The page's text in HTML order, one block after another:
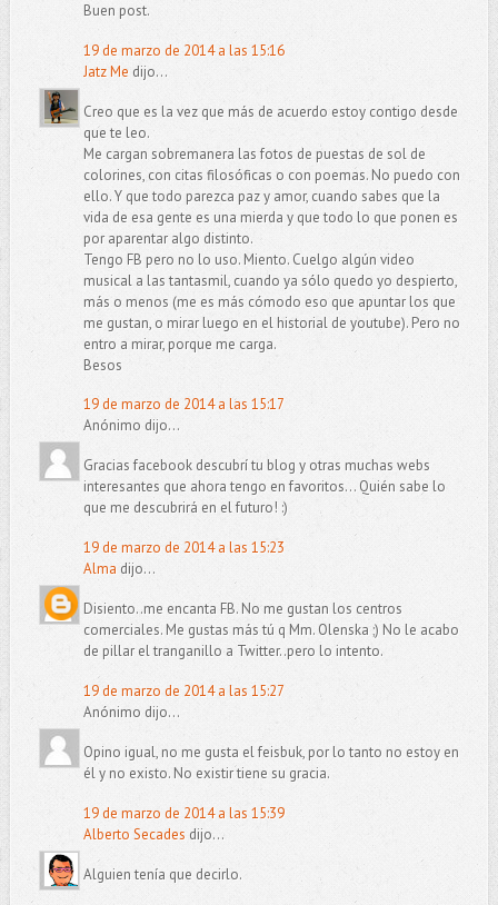
Buen post.
19 de marzo de 2014 a las 15:16
Jatz Me dijo...
Creo que es la vez que más de acuerdo estoy contigo desde
que te leo.
Me cargan sobremanera las fotos de puestas de sol de
colorines, con citas filosóficas o con poemas. No puedo con
ello. Y que todo parezca paz y amor, cuando sabes que la
vida de esa gente es una mierda y que todo lo que ponen es
por aparentar algo distinto.
Tengo FB pero no lo uso. Miento. Cuelgo algún video
musical a las tantasmil, cuando ya sólo quedo yo despierto,
más o menos (me es más cómodo eso que apuntar los que
me gustan, o mirar luego en el historial de youtube). Pero no
entro a mirar, porque me carga.
Besos
19 de marzo de 2014 a las 15:17
Anónimo dijo...
Gracias facebook descubrí tu blog y otras muchas webs
interesantes que ahora tengo en favoritos... Quién sabe lo
que me descubrirá en el futuro! :)
19 de marzo de 2014 a las 15:23
Alma dijo...
Disiento..me encanta FB. No me gustan los centros
comerciales. Me gustas más tú q Mm. Olenska ;) No le acabo
de pillar el tranganillo a Twitter..pero lo intento.
19 de marzo de 2014 a las 15:27
Anónimo dijo...
Opino igual, no me gusta el feisbuk, por lo tanto no estoy en
él y no existo. No existir tiene su gracia.
19 de marzo de 2014 a las 15:39
Alberto Secades dijo...
Alguien tenía que decirlo.